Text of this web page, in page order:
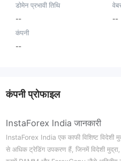
डोमेन प्रभावी तिथि
--
--
कंपनी
--
कंपनी प्रोफाइल
InstaForex India जानकारी
InstaForex India एक काफी विशिष्ट विदेशी
से अधिक ट्रेडिंग उपकरण हैं, जिनमें विदेशी मुद्रा,